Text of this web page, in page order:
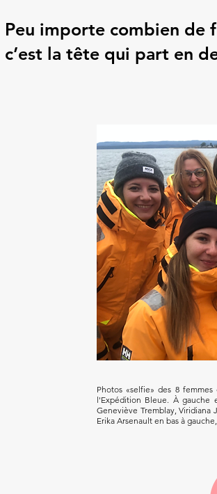
Peu importe combien de
c’est la tête qui part en
Photos «selfie» des 8
l'Expédition Bleue. À gauche
Geneviève Tremblay, Viridiana
Erika Arsenault en bas à